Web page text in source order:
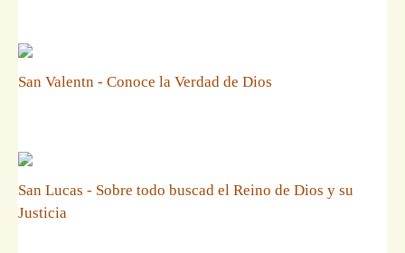
San Valentn - Conoce la Verdad de Dios
San Lucas - Sobre todo buscad el Reino de Dios y su
Justicia